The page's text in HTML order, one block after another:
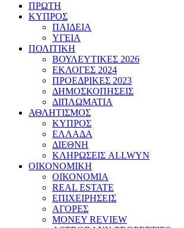
ΠΡΩΤΗ
ΚΥΠΡΟΣ
ΠΑΙΔΕΙΑ
ΥΓΕΙΑ
ΠΟΛΙΤΙΚΗ
ΒΟΥΛΕΥΤΙΚΕΣ 2026
ΕΚΛΟΓΕΣ 2024
ΠΡΟΕΔΡΙΚΕΣ 2023
ΔΗΜΟΣΚΟΠΗΣΕΙΣ
ΔΙΠΛΩΜΑΤΙΑ
ΑΘΛΗΤΙΣΜΟΣ
ΚΥΠΡΟΣ
ΕΛΛΑΔΑ
ΔΙΕΘΝΗ
ΚΛΗΡΩΣΕΙΣ ALLWYN
ΟΙΚΟΝΟΜΙΚΗ
ΟΙΚΟΝΟΜΙΑ
REAL ESTATE
ΕΠΙΧΕΙΡΗΣΕΙΣ
ΑΓΟΡΕΣ
MONEY REVIEW